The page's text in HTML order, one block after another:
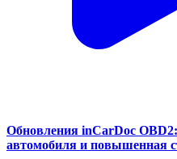
Обновления inCarDoc
автомобиля и повышенная